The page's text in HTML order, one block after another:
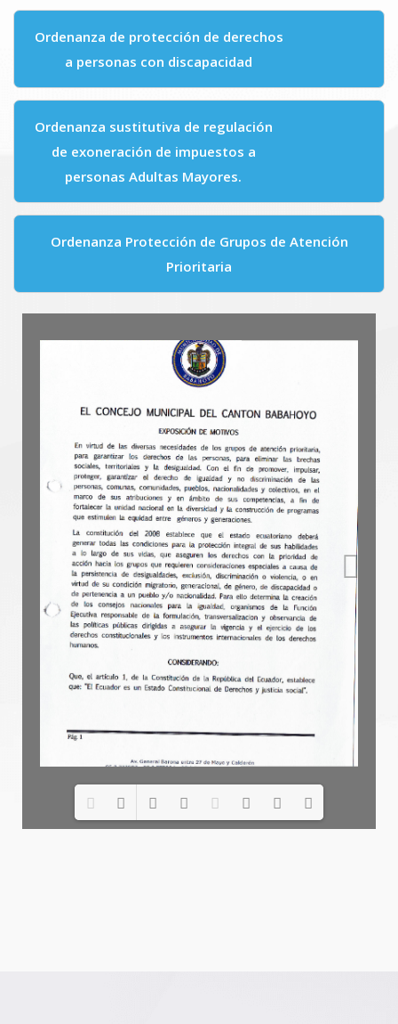
Ordenanza de protección de derechos
a personas con discapacidad
Ordenanza sustitutiva de regulación
de exoneración de impuestos a
personas Adultas Mayores.
Ordenanza Protección de Grupos de Atención
Prioritaria